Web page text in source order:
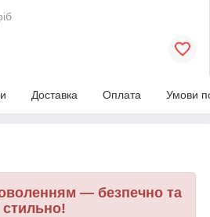
Доставка Оплата Умови
— безпечно та
стильно!